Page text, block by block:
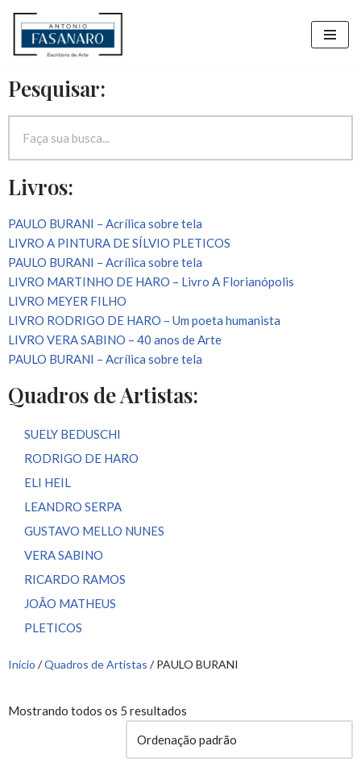
Pular
o
conteúdo
Pesquisar:
Livros:
PAULO BURANI – Acrílica sobre tela
LIVRO A PINTURA DE SÍLVIO PLETICOS
PAULO BURANI – Acrílica sobre tela
LIVRO MARTINHO DE HARO – Livro A Florianópolis
LIVRO MEYER FILHO
LIVRO RODRIGO DE HARO – Um poeta humanista
LIVRO VERA SABINO – 40 anos de Arte
PAULO BURANI – Acrílica sobre tela
Quadros de Artistas:
SUELY BEDUSCHI
RODRIGO DE HARO
ELI HEIL
LEANDRO SERPA
GUSTAVO MELLO NUNES
VERA SABINO
RICARDO RAMOS
JOÃO MATHEUS
PLETICOS
Início /Quadros de Artistas / PAULO BURANI
Mostrando todos os 5 resultados